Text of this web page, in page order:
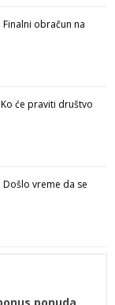
Finalni obračun na
će praviti društvo
Došlo vreme da se